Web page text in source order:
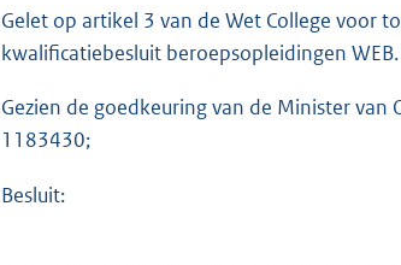
Gelet op artikel 3 van de Wet College voor
kwalificatiebesluit beroepsopleidingen WEB.
Gezien de goedkeuring van de Minister
1183430;
Besluit: